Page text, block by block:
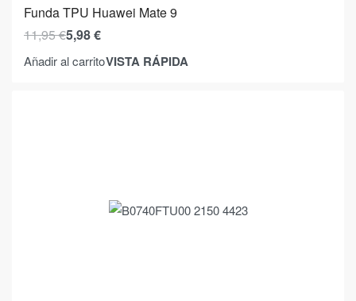
Funda TPU Huawei Mate 9
11,95€5,98€
Añadir al carritoVISTA RÁPIDA